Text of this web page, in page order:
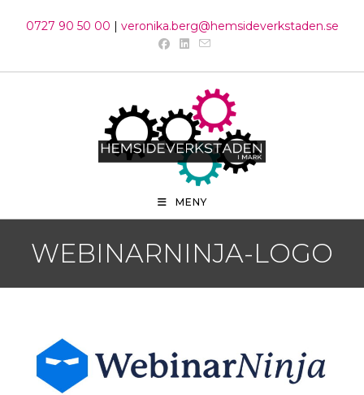
0727 90 50 00 | veronika.berg@hemsideverkstaden.se
MENY
WEBINARNINJA-LOGO